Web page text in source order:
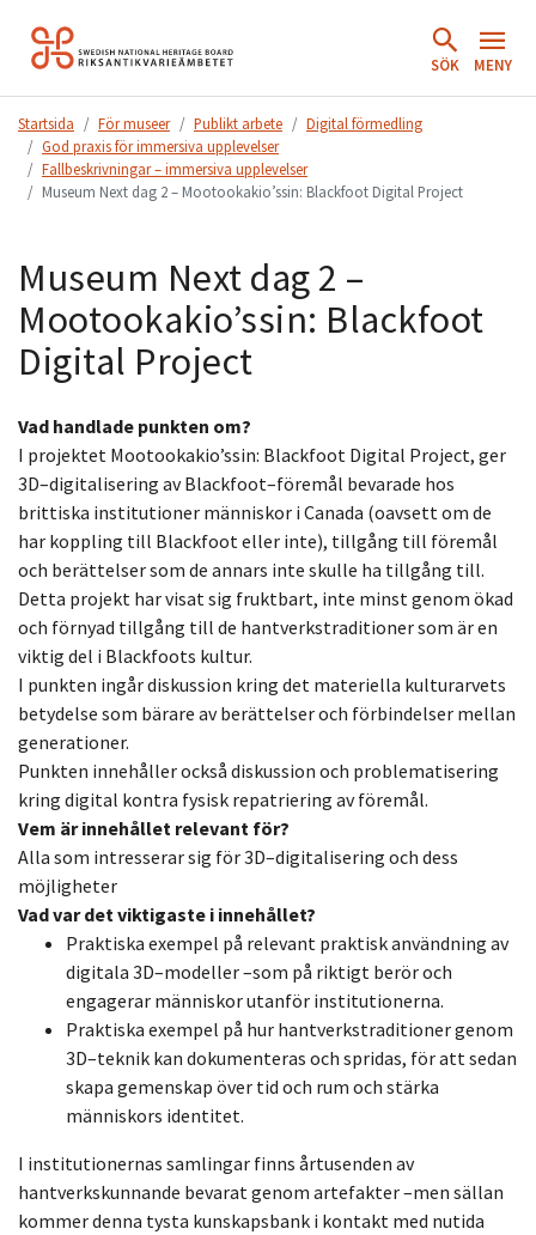
Hoppa
till
SÖK MENY
Startsida För museer Publikt arbete
Digital förmedling
God praxis för immersiva upplevelser
Fallbeskrivningar – immersiva upplevelser
Museum Next dag 2 – Mootookakio’ssin: Blackfoot Digital Project
Museum Next dag 2 –
Mootookakio’ssin: Blackfoot
Digital Project
Vad handlade punkten om?
I projektet Mootookakio’ssin: Blackfoot Digital Project, ger
3D–digitalisering av Blackfoot–föremål bevarade hos
brittiska institutioner människor i Canada (oavsett om de
har koppling till Blackfoot eller inte), tillgång till föremål
och berättelser som de annars inte skulle ha tillgång till.
Detta projekt har visat sig fruktbart, inte minst genom ökad
och förnyad tillgång till de hantverkstraditioner som ären
viktig del i Blackfoots kultur.
I punkten ingår diskussion kring det materiella kulturarvets
betydelse som bärare avberättelser och förbindelser mellan
generationer.
Punkten innehåller också diskussion och problematisering
kring digital kontra fysisk repatriering av föremål.
Vem är innehållet relevant för?
Alla som intresserar sig för 3D–digitalisering och dess
möjligheter
Vad var det viktigaste i innehållet?
Praktiska exempel på relevant praktisk användning av
digitala 3D–modeller–som på riktigt berör och
engagerar människor utanför institutionerna.
Praktiska exempel på hur hantverkstraditioner genom
3D–teknik kan dokumenteras och spridas, för att sedan
skapa gemenskap över tid och rum och stärka
människors identitet.
I institutionernas samlingar finns årtusenden av
hantverkskunnande bevarat genom artefakter–men sällan
kommer denna tysta kunskapsbank i kontakt med nutida